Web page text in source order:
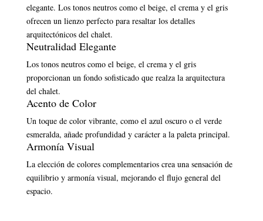
elegante. Los tonos neutros como el beige, el crema y el gris
ofrecen un lienzo perfecto para resaltar los detalles
arquitectónicos del chalet.
Neutralidad Elegante
Los tonos neutros como el beige, el crema y el gris
proporcionan un fondo sofisticado que realza la arquitectura
del chalet.
Acento de Color
Un toque de color vibrante, como el azul oscuro o el verde
esmeralda, añade profundidad y carácter a la paleta principal.
Armonía Visual
La elección de colores complementarios crea una sensación de
equilibrio y armonía visual, mejorando el flujo general del
espacio.